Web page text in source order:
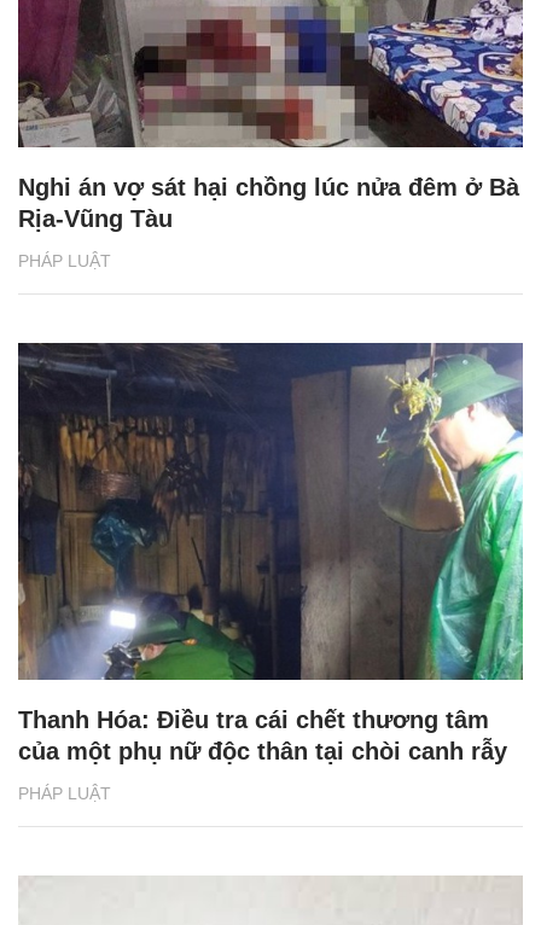
PHÁP LUẬT
Nghi án vợ sát hại chồng lúc nửa đêm ở Bà
Rịa-Vũng Tàu
PHÁP LUẬT
Thanh Hóa: Điều tra cái chết thương tâm
của một phụ nữ độc thân tại chòi canh rẫy